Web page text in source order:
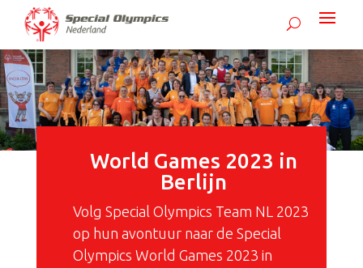
World Games 2023 in
Berlijn
Volg Special Olympics Team NL 2023
op hun avontuur naar de Special
Olympics World Games 2023 in